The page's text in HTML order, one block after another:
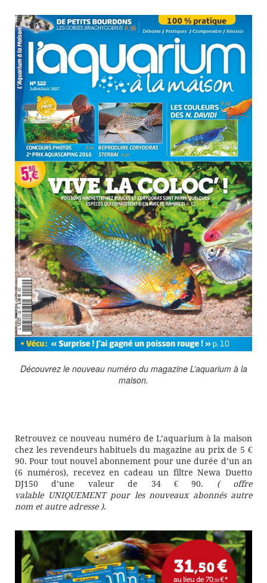
Découvrez le nouveau numéro du magazine L’aquarium à la
maison.
Retrouvez ce nouveau numéro de L’aquarium à la maison
chez les revendeurs habituels du magazine au prix de 5 €
90. Pour tout nouvel abonnement pour une durée d’un an
(6 numéros), recevez en cadeau un filtre Newa Duetto
DJ150 d’une valeur de 34 € 90. ( offre
valable UNIQUEMENT pour les nouveaux abonnés autre
nom et autre adresse ).